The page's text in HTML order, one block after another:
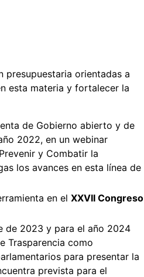
presupuestaria orientadas a
esta materia y fortalecer la
de Gobierno abierto y de
2022, en un webinar
y Combatir la
los avances en esta línea de
en el XXVII Congreso
de 2023 y para el año 2024
Trasparencia como
para presentar la
prevista para el